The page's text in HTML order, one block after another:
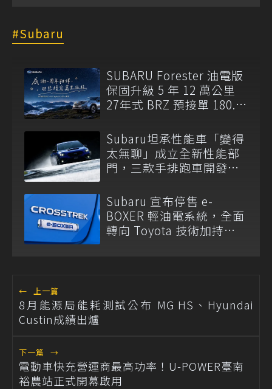
Subaru
SUBARU Forester 油電版
保固升級 5 年 12 萬公里
27年式 BRZ 預接單 180.8
Subaru坦承性能車「變得
太無聊」成立全新性能部
門，三款手排跑車開發
Subaru 宣布停售 e-
BOXER 輕油電系統，全面
轉向 Toyota 技術加持
← 上一篇
8月能源局能耗測試公布 MG HS、Hyundai
Custin成績出爐
下一篇 →
電動車快充營運商最高功率！U-POWER臺南
裕農站正式開幕啟用